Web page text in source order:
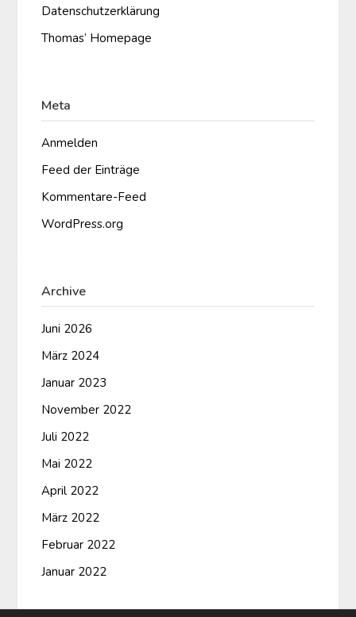
Datenschutzerklärung
Thomas‘ Homepage
Meta
Anmelden
Feed der Einträge
Kommentare-Feed
WordPress.org
Archive
Juni 2026
März 2024
Januar 2023
November 2022
Juli 2022
Mai 2022
April 2022
März 2022
Februar 2022
Januar 2022